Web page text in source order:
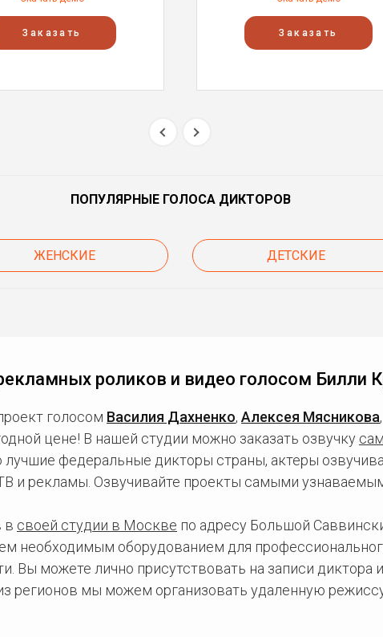
Заказать Заказать
ПОПУЛЯРНЫЕ ГОЛОСА ДИКТОРОВ
ЖЕНСКИЕ ДЕТСКИЕ
роликов и видео голосом Билли
голосом Василия Дахненко, Алексея Мясникова,
цене! В нашей студии можно заказать озвучку
лучшие федеральные дикторы страны, актеры
и рекламы. Озвучивайте проекты самыми
в своей студии в Москве по адресу Большой
необходимым оборудованием для
Вы можете лично присутствовать на записи диктора
регионов мы можем организовать удаленную